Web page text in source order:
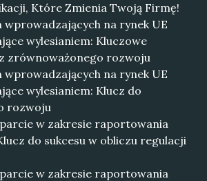
Które Zmienia Twoją Firmę!
na rynek UE
wylesianiem: Kluczowe
zrównoważonego rozwoju
na rynek UE
wylesianiem: Klucz do
rozwoju
w zakresie raportowania
do sukcesu w obliczu regulacji
w zakresie raportowania